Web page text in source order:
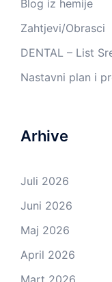
Blog iz hemije
Zahtjevi/Obrasci
DENTAL – List
Nastavni plan i
Arhive
Juli 2026
Juni 2026
Maj 2026
April 2026
Mart 2026